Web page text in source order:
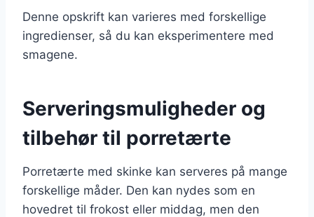
Denne opskrift kan varieres med forskellige
ingredienser, så du kan eksperimentere med
smagene.
Serveringsmuligheder og
tilbehør til porretærte
Porretærte med skinke kan serveres på mange
forskellige måder. Den kan nydes som en
hovedret til frokost eller middag, men den